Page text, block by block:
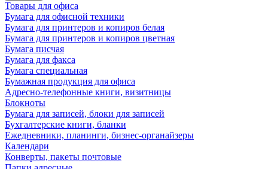
Товары для офиса
Бумага для офисной техники
Бумага для принтеров и копиров белая
Бумага для принтеров и копиров цветная
Бумага писчая
Бумага для факса
Бумага специальная
Бумажная продукция для офиса
Адресно-телефонные книги, визитницы
Блокноты
Бумага для записей, блоки для записей
Бухгалтерские книги, бланки
Ежедневники, планинги, бизнес-органайзеры
Календари
Конверты, пакеты почтовые